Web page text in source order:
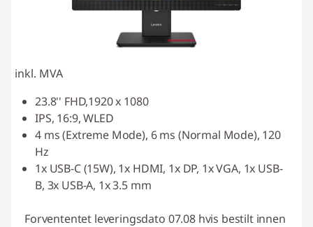
inkl. MVA
23.8'' FHD,1920 x 1080
IPS, 16:9, WLED
4 ms (Extreme Mode), 6 ms (Normal Mode), 120
Hz
1x USB-C (15W), 1x HDMI, 1x DP, 1x VGA, 1x USB-
B, 3x USB-A, 1x 3.5 mm
Forvententet leveringsdato 07.08 hvis bestilt innen